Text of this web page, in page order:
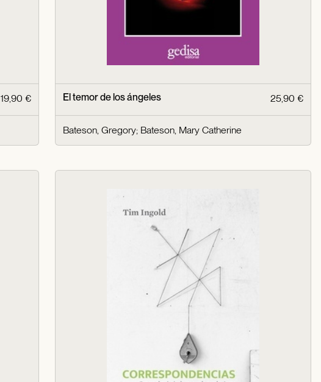
19,90 € El temor de los ángeles 25,90 €
Bateson, Gregory; Bateson, Mary Catherine